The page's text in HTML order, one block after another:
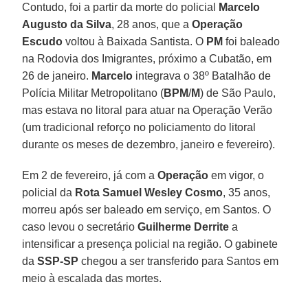
Contudo, foi a partir da morte do policial
Marcelo
Augusto da Silva, 28 anos, que aOperação
Escudo voltou à Baixada Santista. O PM foi baleado
na Rodovia dos Imigrantes, próximo a Cubatão, em
26 de janeiro. Marcelo integrava o 38º Batalhão de
Polícia Militar Metropolitano (BPM/M) de São Paulo,
mas estava no litoral para atuar na Operação Verão
(um tradicional reforço no policiamento do litoral
durante os meses de dezembro, janeiro e fevereiro).
Em 2 de fevereiro, já com aOperação em vigor, o
policial da Rota Samuel Wesley Cosmo, 35 anos,
morreu após ser baleado em serviço, em Santos. O
caso levou o secretárioGuilherme Derrite a
intensificar a presença policial na região. O gabinete
daSSP-SP chegou a ser transferido para Santos em
meio à escalada das mortes.